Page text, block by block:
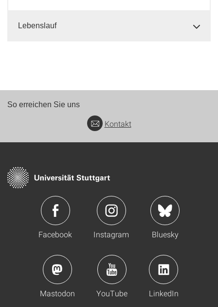
Lebenslauf
So erreichen Sie uns
Kontakt
Facebook Instagram Bluesky
Mastodon YouTube LinkedIn